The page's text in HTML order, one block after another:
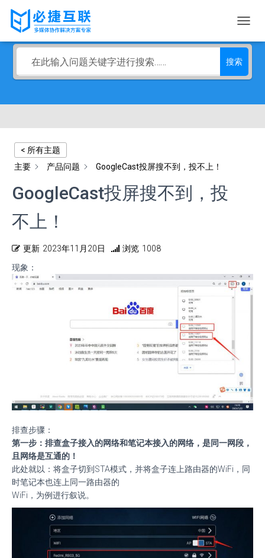
换
导
常见问题FAQ
搜索
< 所有主题
主要
产品问题 GoogleCast投屏搜不到，投不上！
GoogleCast投屏搜不到，投
不上！
更新 2023年11月20日 浏览 1008
现象：
排查步骤：
第一步：排查盒子接入的网络和笔记本接入的网络，是同一网段，
且网络是互通的！
此处就以：将盒子切到STA模式，并将盒子连上路由器的WiFi，同
时笔记本也连上同一路由器的
WiFi，为例进行叙说。